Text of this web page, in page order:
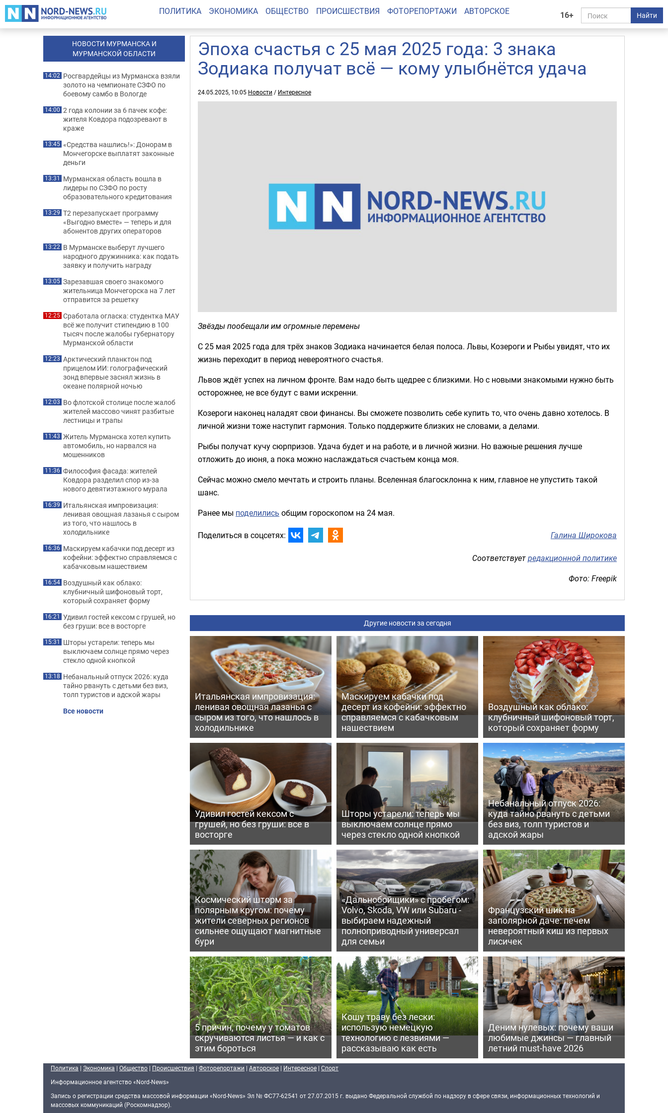
16+ Найти
ПОЛИТИКА ЭКОНОМИКА ОБЩЕСТВО ПРОИСШЕСТВИЯ ФОТОРЕПОРТАЖИ АВТОРСКОЕ
Эпоха счастья с 25 мая 2025 года: 3 знака
Зодиака получат всё — кому улыбнётся удача
24.05.2025, 10:05 Новости / Интересное
Звёзды пообещали им огромные перемены
С 25 мая 2025 года для трёх знаков Зодиака начинается белая полоса. Львы, Козероги и Рыбы увидят, что их
жизнь переходит в период невероятного счастья.
Львов ждёт успех на личном фронте. Вам надо быть щедрее с близкими. Но с новыми знакомыми нужно быть
осторожнее, не все будут с вами искренни.
Козероги наконец наладят свои финансы. Вы сможете позволить себе купить то, что очень давно хотелось. В
личной жизни тоже наступит гармония. Только поддержите близких не словами, а делами.
Рыбы получат кучу сюрпризов. Удача будет и на работе, и в личной жизни. Но важные решения лучше
отложить до июня, а пока можно наслаждаться счастьем конца моя.
Сейчас можно смело мечтать и строить планы. Вселенная благосклонна к ним, главное не упустить такой
шанс.
Ранее мы поделились общим гороскопом на 24 мая.
Поделиться в соцсетях: Галина Широкова
Соответствуетредакционной политике
Фото: Freepik
Другие новости за сегодня
Итальянская импровизация:
ленивая овощная лазанья с
сыром из того, что нашлось в
холодильнике
Маскируем кабачки под
десерт из кофейни: эффектно
справляемся с кабачковым
нашествием
Воздушный как облако:
клубничный шифоновый торт,
который сохраняет форму
Удивил гостей кексом с
грушей, но без груши: все в
восторге
Шторы устарели: теперь мы
выключаем солнце прямо
через стекло одной кнопкой
Небанальный отпуск 2026:
куда тайно рвануть с детьми
без виз, толп туристов и
адской жары
Космический шторм за
полярным кругом: почему
жители северных регионов
сильнее ощущают магнитные
бури
«Дальнобойщики» с пробегом:
Volvo, Skoda, VW или Subaru -
выбираем надежный
полноприводный универсал
для семьи
Французский шик на
заполярной даче: печем
невероятный киш из первых
лисичек
5 причин, почему у томатов
скручиваются листья — и как с
этим бороться
Кошу траву без лески:
использую немецкую
технологию с лезвиями —
рассказываю как есть
Деним нулевых: почему ваши
любимые джинсы — главный
летний must-have 2026
НОВОСТИ МУРМАНСКА И
МУРМАНСКОЙ ОБЛАСТИ
14:02 Росгвардейцы из Мурманска взяли
золото на чемпионате СЗФО по
боевому самбо в Вологде
14:00 2 года колонии за 6 пачек кофе:
жителя Ковдора подозревают в
краже
13:45 «Средства нашлись!»: Донорам в
Мончегорске выплатят законные
деньги
13:31 Мурманская область вошла в
лидеры по СЗФО по росту
образовательного кредитования
13:29 Т2 перезапускает программу
«Выгодно вместе» — теперь и для
абонентов других операторов
13:22 В Мурманске выберут лучшего
народного дружинника: как подать
заявку и получить награду
13:05 Зарезавшая своего знакомого
жительница Мончегорска на 7 лет
отправится за решетку
12:25 Сработала огласка: студентка МАУ
всё же получит стипендию в 100
тысяч после жалобы губернатору
Мурманской области
12:23 Арктический планктон под
прицелом ИИ: голографический
зонд впервые заснял жизнь в
океане полярной ночью
12:03 Во флотской столице после жалоб
жителей массово чинят разбитые
лестницы и трапы
11:43 Житель Мурманска хотел купить
автомобиль, но нарвался на
мошенников
11:36 Философия фасада: жителей
Ковдора разделил спор из-за
нового девятиэтажного мурала
16:39 Итальянская импровизация:
ленивая овощная лазанья с сыром
из того, что нашлось в
холодильнике
16:36 Маскируем кабачки под десерт из
кофейни: эффектно справляемся с
кабачковым нашествием
16:54 Воздушный как облако:
клубничный шифоновый торт,
который сохраняет форму
16:21 Удивил гостей кексом с грушей, но
без груши: все в восторге
15:31 Шторы устарели: теперь мы
выключаем солнце прямо через
стекло одной кнопкой
13:18 Небанальный отпуск 2026: куда
тайно рвануть с детьми без виз,
толп туристов и адской жары
Все новости
Политика | Экономика | Общество | Происшествия | Фоторепортажи | Авторское | Интересное | Спорт
Информационное агентство «Nord-News»
Запись о регистрации средства массовой информации «Nord-News» Эл № ФС77-62541 от 27.07.2015 г. выдано Федеральной службой по надзору в сфере связи, информационных технологий и
массовых коммуникаций (Роскомнадзор).